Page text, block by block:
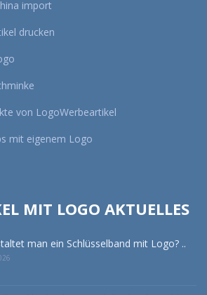
import
drucken
von LogoWerbeartikel
mit eigenem Logo
MIT LOGO AKTUELLES
man ein Schlüsselband mit Logo? ..